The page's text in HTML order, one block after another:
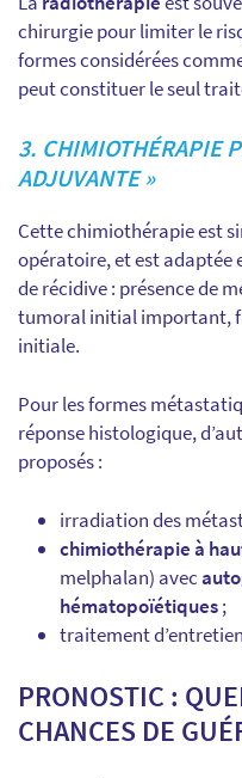
chirurgie pour limiter le
formes considérées
peut constituer le seul
3. CHIMIOTHÉRAPIE
ADJUVANTE »
Cette chimiothérapie est
opératoire, et est adaptée
de récidive : présence de
tumoral initial important,
initiale.
Pour les formes
réponse histologique,
proposés :
irradiation des
chimiothérapie à
melphalan) avec
hématopoïétiques;
traitement
PRONOSTIC :
CHANCES DE